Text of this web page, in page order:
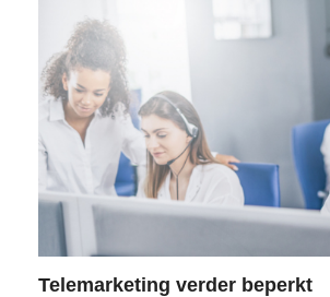
Telemarketing verder beperkt